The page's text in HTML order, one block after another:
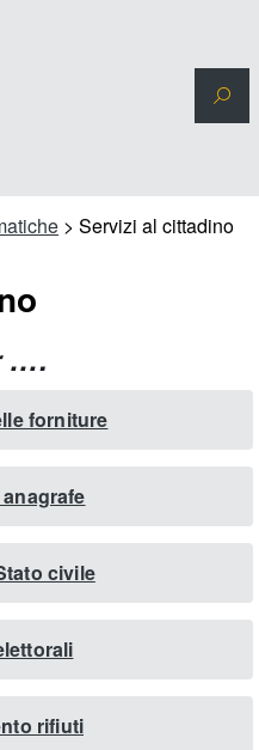
> Servizi al cittadino
….
forniture
civile
rifiuti